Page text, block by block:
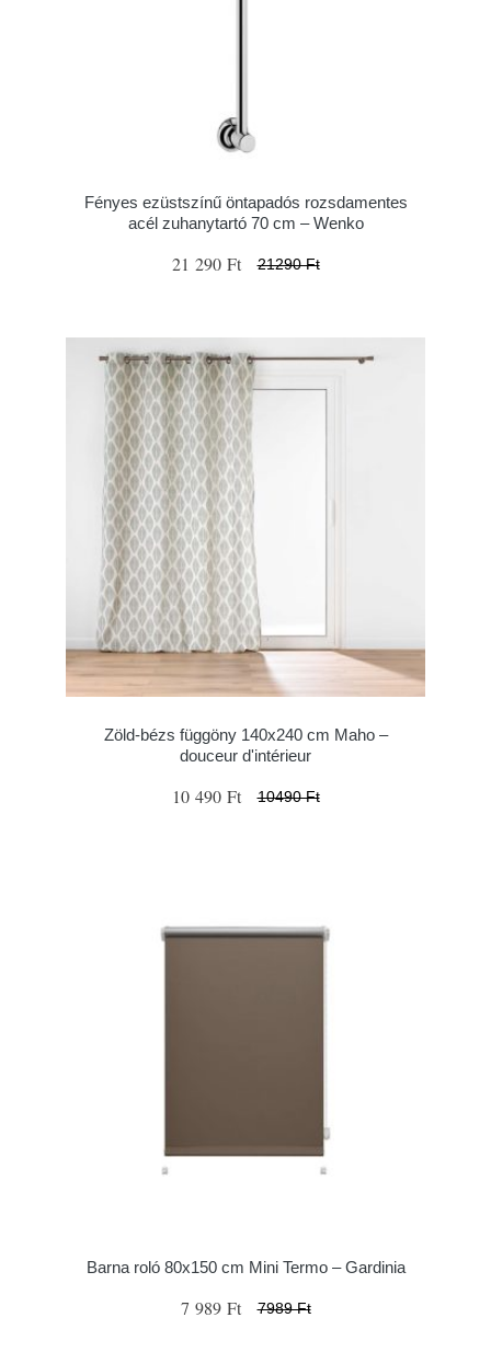
Fényes ezüstszínű öntapadós rozsdamentes
acél zuhanytartó 70 cm – Wenko
21 290 Ft 21290 Ft
Zöld-bézs függöny 140x240 cm Maho –
douceur d'intérieur
10 490 Ft 10490 Ft
Barna roló 80x150 cm Mini Termo – Gardinia
7 989 Ft 7989 Ft